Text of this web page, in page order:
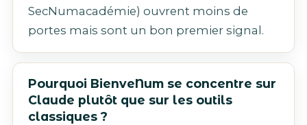
SecNumacadémie) ouvrent moins de
portes mais sont un bon premier signal.
Pourquoi BienveNum se concentre sur
Claude plutôt que sur les outils
classiques ?